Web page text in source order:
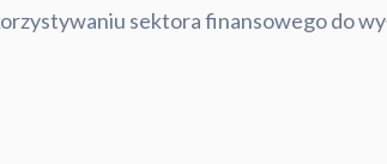
sektora finansowego do